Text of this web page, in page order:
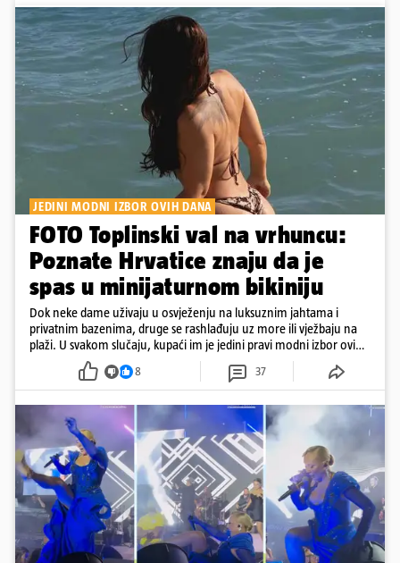
JEDINI MODNI IZBOR OVIH DANA
FOTO Toplinski val na vrhuncu:
Poznate Hrvatice znaju da je
spas u minijaturnom bikiniju
Dok neke dame uživaju u osvježenju na luksuznim jahtama i
privatnim bazenima, druge se rashlađuju uz more ili vježbaju na
plaži. U svakom slučaju, kupaći im je jedini pravi modni izbor ovih
8 37